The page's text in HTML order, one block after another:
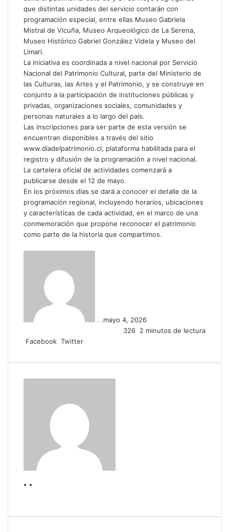
que distintas unidades del servicio contarán con
programación especial, entre ellas Museo Gabriela
Mistral de Vicuña, Museo Arqueológico de La Serena,
Museo Histórico Gabriel González Videla y Museo del
Limarí.
La iniciativa es coordinada a nivel nacional por Servicio
Nacional del Patrimonio Cultural, parte del Ministerio de
las Culturas, las Artes y el Patrimonio, y se construye en
conjunto a la participación de instituciones públicas y
privadas, organizaciones sociales, comunidades y
personas naturales a lo largo del país.
Las inscripciones para ser parte de esta versión se
encuentran disponibles a través del sitio
www.diadelpatrimonio.cl, plataforma habilitada para el
registro y difusión de la programación a nivel nacional.
La cartelera oficial de actividades comenzará a
publicarse desde el 12 de mayo.
En los próximos días se dará a conocer el detalle de la
programación regional, incluyendo horarios, ubicaciones
y características de cada actividad, en el marco de una
conmemoración que propone reconocer el patrimonio
como parte de la historia que compartimos.
. .mayo 4, 2026
326 2 minutos de lectura
Facebook Twitter
correo
. .